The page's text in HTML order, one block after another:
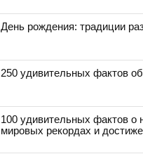
День рождения: традиции
250 удивительных фактов
100 удивительных фактов о
мировых рекордах и